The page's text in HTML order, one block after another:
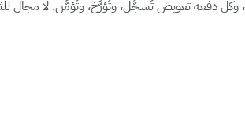
وكل قسيمة رهان، وكل دفعة تعويض تُسجَّل، وتُؤرَّخ، وتُؤمَّن. لا